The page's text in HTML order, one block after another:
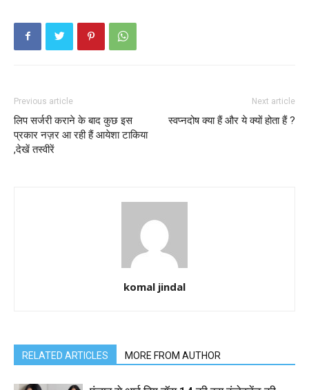
Previous article
लिप सर्जरी कराने के बाद कुछ इस
प्रकार नज़र आ रही हैं आयेशा टाकिया
,देखें तस्वीरें
Next article
स्वप्नदोष क्या हैं और ये क्यों होता हैं ?
komal jindal
RELATED ARTICLES MORE FROM AUTHOR